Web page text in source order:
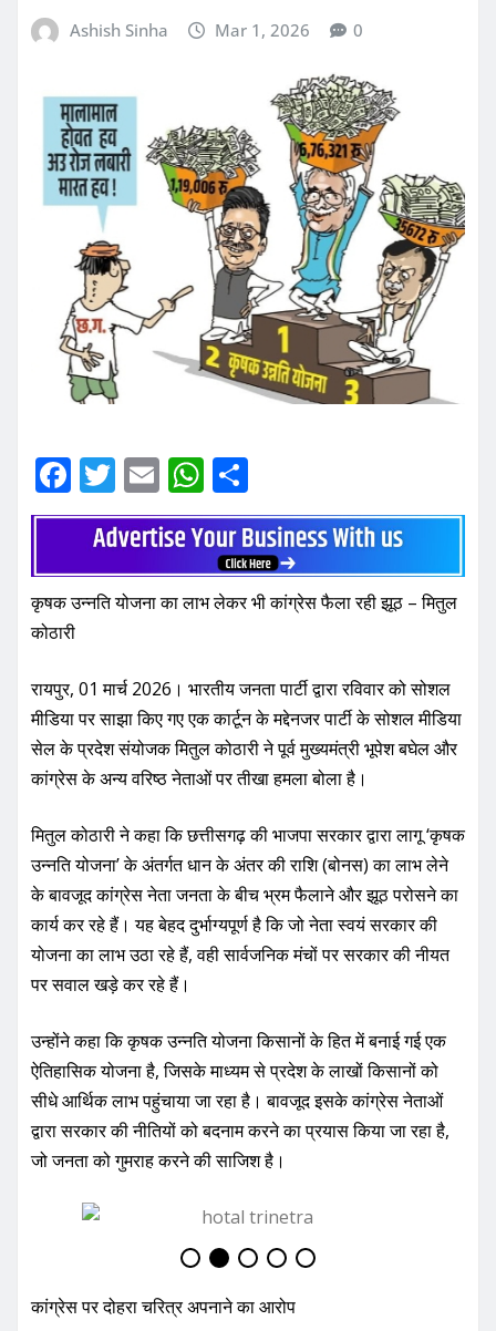
Ashish Sinha Mar 1, 2026 0
F
a
e
b
o
o
k
T
w
it
te
r
E
m
ai
l
W
h
at
s
A
p
h
ar
e
कृषक उन्नति योजना का लाभ लेकर भी कांग्रेस फैला रही झूठ – मितुल
कोठारी
रायपुर, 01 मार्च 2026। भारतीय जनता पार्टी द्वारा रविवार को सोशल
मीडिया पर साझा किए गए एक कार्टून के मद्देनजर पार्टी के सोशल मीडिया
सेल के प्रदेश संयोजक मितुल कोठारी ने पूर्व मुख्यमंत्री भूपेश बघेल और
कांग्रेस के अन्य वरिष्ठ नेताओं पर तीखा हमला बोला है।
मितुल कोठारी ने कहा कि छत्तीसगढ़ की भाजपा सरकार द्वारा लागू ‘कृषक
उन्नति योजना’ के अंतर्गत धान के अंतर की राशि (बोनस) का लाभ लेने
के बावजूद कांग्रेस नेता जनता के बीच भ्रम फैलाने और झूठ परोसने का
कार्य कर रहे हैं। यह बेहद दुर्भाग्यपूर्ण है कि जो नेता स्वयं सरकार की
योजना का लाभ उठा रहे हैं, वही सार्वजनिक मंचों पर सरकार की नीयत
पर सवाल खड़े कर रहे हैं।
उन्होंने कहा कि कृषक उन्नति योजना किसानों के हित में बनाई गई एक
ऐतिहासिक योजना है, जिसके माध्यम से प्रदेश के लाखों किसानों को
सीधे आर्थिक लाभ पहुंचाया जा रहा है। बावजूद इसके कांग्रेस नेताओं
द्वारा सरकार की नीतियों को बदनाम करने का प्रयास किया जा रहा है,
जो जनता को गुमराह करने की साजिश है।
कांग्रेस पर दोहरा चरित्र अपनाने का आरोप